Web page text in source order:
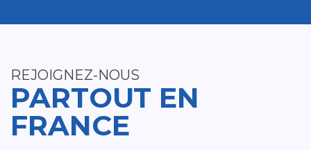
REJOIGNEZ-NOUS
PARTOUT EN
FRANCE